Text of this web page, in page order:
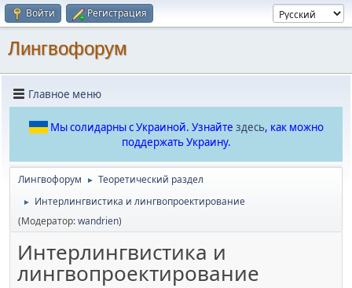
Войти Регистрация
Лингвофорум
Главное меню
Мы солидарны с Украиной. Узнайте здесь, как можно
поддержать Украину.
Лингвофорум ► Теоретический раздел
►
Интерлингвистика и лингвопроектирование
(Модератор:wandrien)
Интерлингвистика и
лингвопроектирование